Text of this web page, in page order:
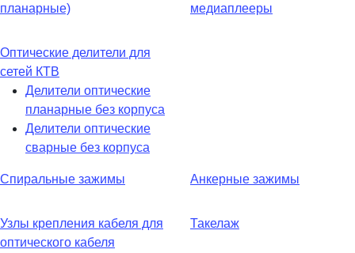
планарные)
медиаплееры
Оптические делители для
сетей КТВ
Делители оптические
планарные без корпуса
Делители оптические
сварные без корпуса
Спиральные зажимы Анкерные зажимы
Узлы крепления кабеля для
оптического кабеля
Такелаж